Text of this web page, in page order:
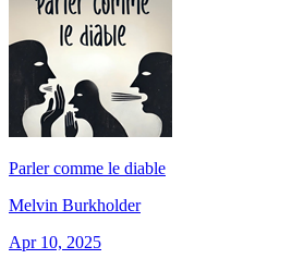
Parler comme le diable
Melvin Burkholder
Apr 10, 2025